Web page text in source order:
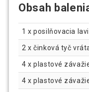
Obsah
1 x posilňovacia
2 x činková tyč
4 x plastové
4 x plastové